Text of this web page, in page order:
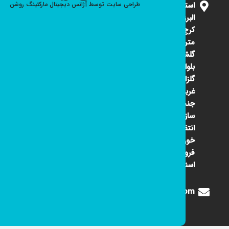
استان
البرز
متری
گلشهر
بلوار
گلزار
غربی
جنب
سازمان
انتقال
خون
فروشگاه
اسنوا
Digione1360@gmail.com
طراحی سایت توسط آژانس دیجیتال مارکتینگ روشن